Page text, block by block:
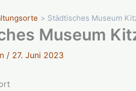
Städtisches Museum
Museum
/ 27. Juni 2023